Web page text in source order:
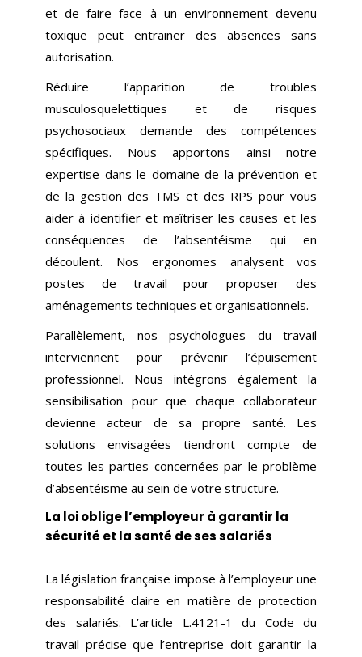
et de faire face à un environnement devenu
toxique peut entrainer des absences sans
autorisation.
Réduire l’apparition de troubles
musculosquelettiques et de risques
psychosociaux demande des compétences
spécifiques. Nous apportons ainsi notre
expertise dans le domaine de la prévention et
de la gestion des TMS et des RPS pour vous
aider à identifier et maîtriser les causes et les
conséquences de l’absentéisme qui en
découlent. Nos ergonomes analysent vos
postes de travail pour proposer des
aménagements techniques et organisationnels.
Parallèlement, nos psychologues du travail
interviennent pour prévenir l’épuisement
professionnel. Nous intégrons également la
sensibilisation pour que chaque collaborateur
devienne acteur de sa propre santé. Les
solutions envisagées tiendront compte de
toutes les parties concernées par le problème
d’absentéisme au sein de votre structure.
La loi oblige l’employeur à garantir la
sécurité et la santé de ses salariés
La législation française impose à l’employeur une
responsabilité claire en matière de protection
des salariés. L’article L.4121-1 du Code du
travail précise que l’entreprise doit garantir la